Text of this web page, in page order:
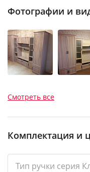
Фотографии и
Смотреть все
Комплектация и
Тип ручки серия